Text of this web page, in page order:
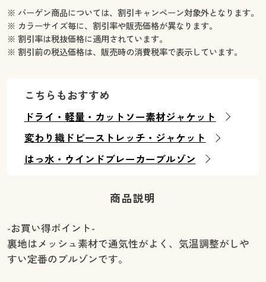
※ バーゲン商品については、割引キャンペーン対象外となります。
※ カラーサイズ毎に、割引率や販売価格が異なります。
※ 割引率は税抜価格に適用されています。
※ 割引前の税込価格は、販売時の消費税率で表示しています。
こちらもおすすめ
ドライ・軽量・カットソー素材ジャケット
変わり織ドビーストレッチ・ジャケット
はっ水・ウインドブレーカーブルゾン
商品説明
-お買い得ポイント-
裏地はメッシュ素材で通気性がよく、気温調整がしや
すい定番のブルゾンです。